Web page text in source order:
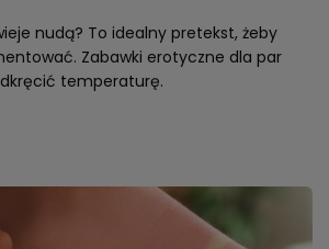
nudą? To idealny pretekst, żeby
Zabawki erotyczne dla par
temperaturę.